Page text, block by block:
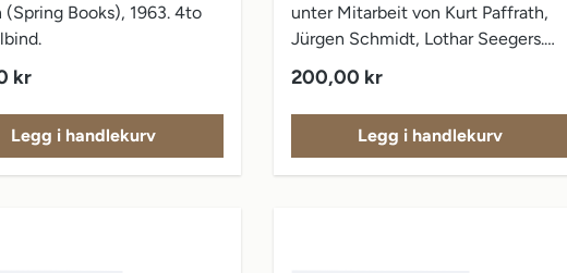
(Spring Books), 1963. 4to
kr
Legg i handlekurv
unter Mitarbeit von Kurt Paffrath,
Jürgen Schmidt, Lothar Seegers.
Heimtierkunde), 1990. 8vo 1104
Seiten., illustrert. Originalband.
Aquarien Atlas Aquarien-Atlas.
Vanlig pris:
200,00 kr
Legg i handlekurv